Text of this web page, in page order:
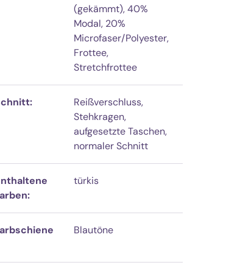
(gekämmt), 40%
Modal, 20%
Microfaser/Polyester,
Frottee,
Stretchfrottee
Reißverschluss,
Stehkragen,
aufgesetzte Taschen,
normaler Schnitt
türkis
Blautöne